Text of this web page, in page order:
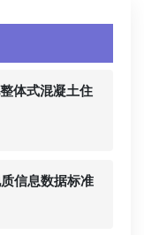
体式混凝土住
信息数据标准